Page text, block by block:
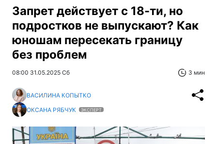
Запрет действует с 18-ти, но
подростков не выпускают? Как
юношам пересекать границу
без проблем
08:00 31.05.2025 Сб 3 мин
ВАСИЛИНА КОПЫТКО
ОКСАНА РЯБЧУК
ЭКСПЕРТ